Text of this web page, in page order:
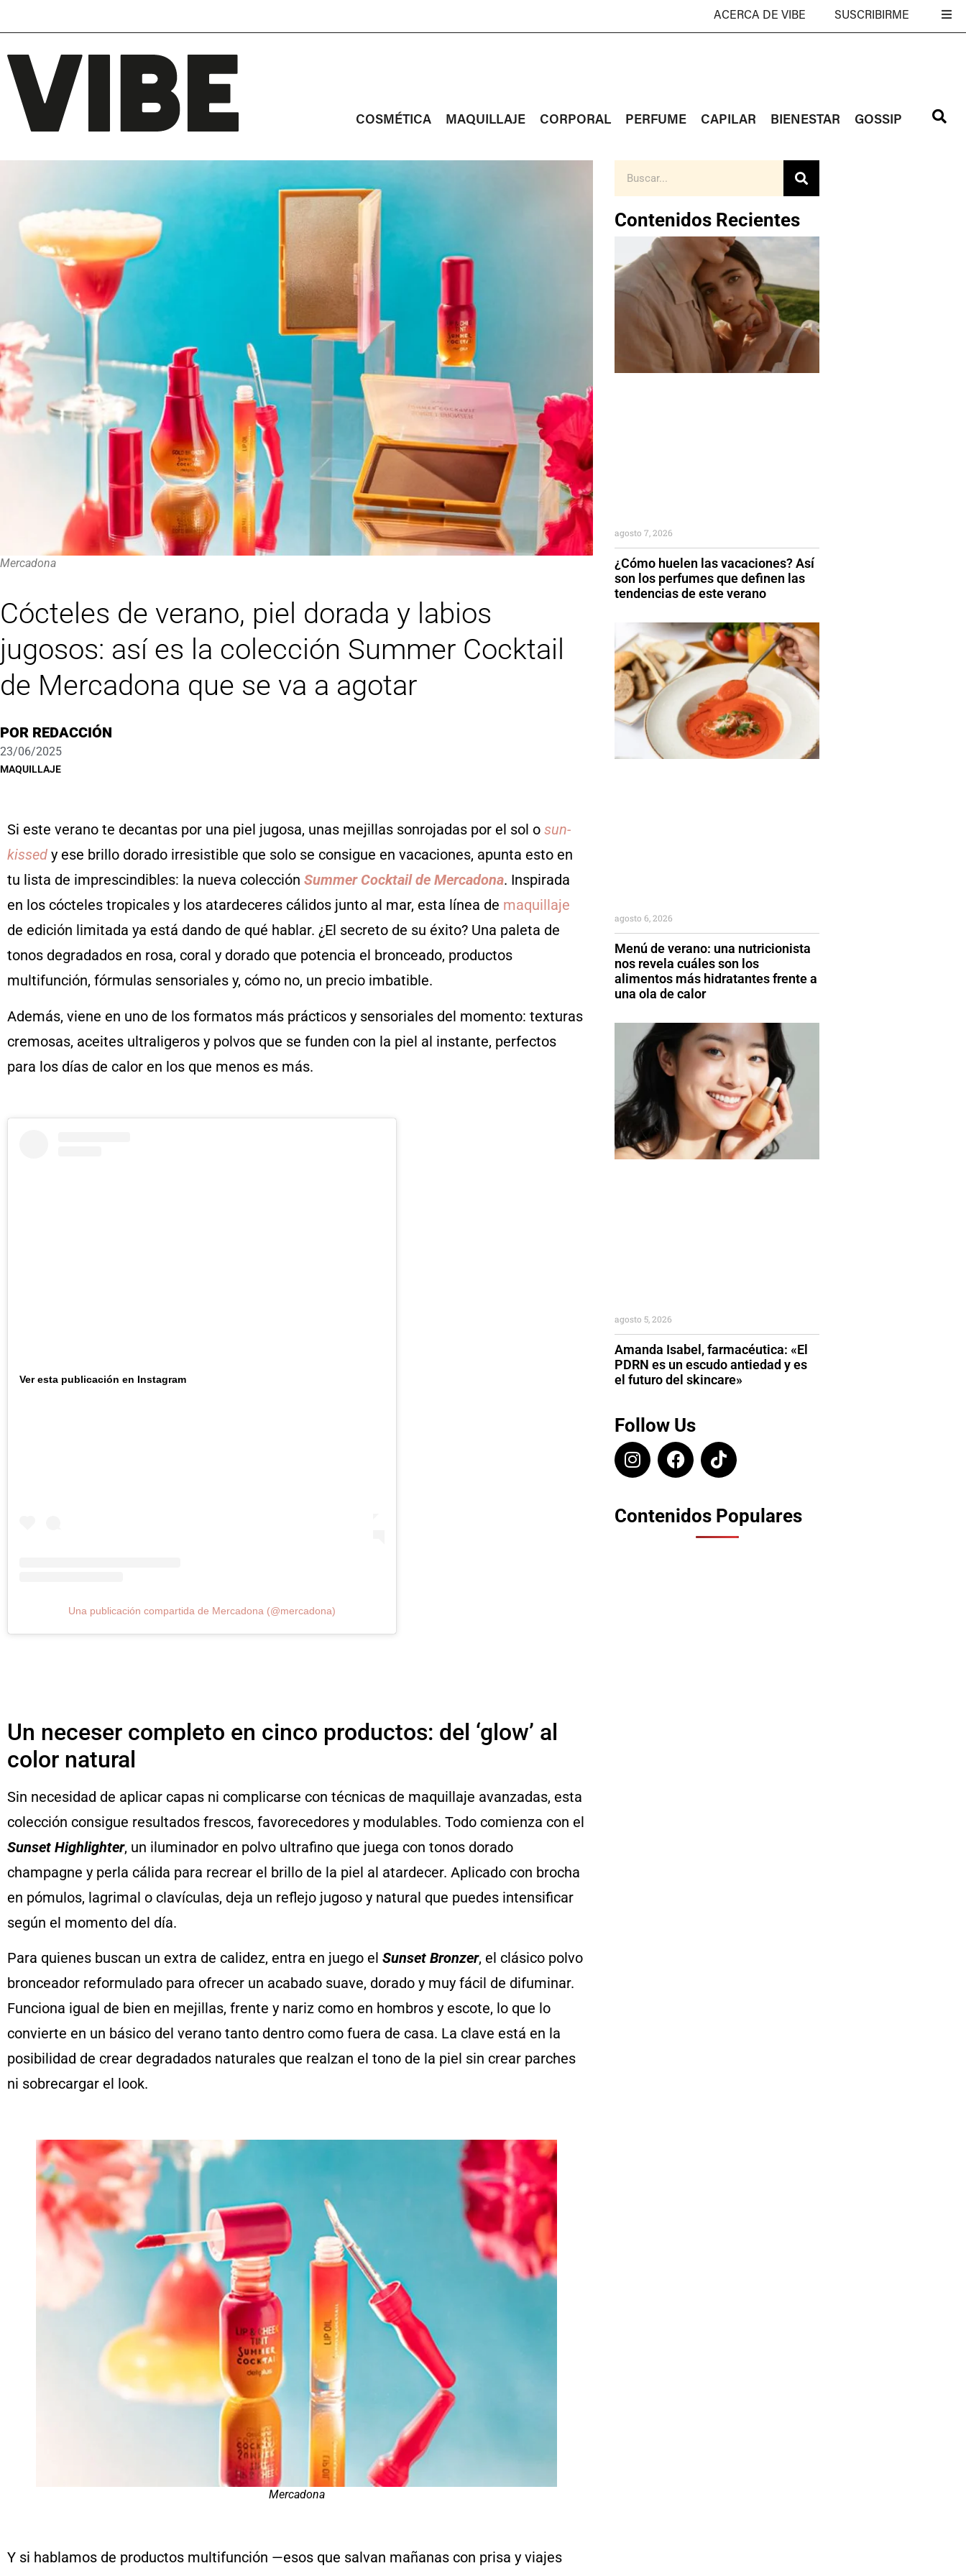
ACERCA DE VIBE SUSCRIBIRME
COSMÉTICA MAQUILLAJE CORPORAL PERFUME CAPILAR BIENESTAR GOSSIP
Mercadona
Cócteles de verano, piel dorada y labios
jugosos: así es la colección Summer Cocktail
de Mercadona que se va a agotar
POR REDACCIÓN
23/06/2025
MAQUILLAJE
Si este verano te decantas por una piel jugosa, unas mejillas sonrojadas por el sol o sun-
kissed y ese brillo dorado irresistible que solo se consigue en vacaciones, apunta esto en
tu lista de imprescindibles: la nueva colección Summer Cocktail de Mercadona. Inspirada
en los cócteles tropicales y los atardeceres cálidos junto al mar, esta línea de maquillaje
de edición limitada ya está dando de qué hablar. ¿El secreto de su éxito? Una paleta de
tonos degradados en rosa, coral y dorado que potencia el bronceado, productos
multifunción, fórmulas sensoriales y, cómo no, un precio imbatible.
Además, viene en uno de los formatos más prácticos y sensoriales del momento: texturas
cremosas, aceites ultraligeros y polvos que se funden con la piel al instante, perfectos
para los días de calor en los que menos es más.
Ver esta publicación en Instagram
Una publicación compartida de Mercadona (@mercadona)
Un neceser completo en cinco productos: del ‘glow’ al
color natural
Sin necesidad de aplicar capas ni complicarse con técnicas de maquillaje avanzadas, esta
colección consigue resultados frescos, favorecedores y modulables. Todo comienza con el
Sunset Highlighter, un iluminador en polvo ultrafino que juega con tonos dorado
champagne y perla cálida para recrear el brillo de la piel al atardecer. Aplicado con brocha
en pómulos, lagrimal o clavículas, deja un reflejo jugoso y natural que puedes intensificar
según el momento del día.
Para quienes buscan un extra de calidez, entra en juego el Sunset Bronzer, el clásico polvo
bronceador reformulado para ofrecer un acabado suave, dorado y muy fácil de difuminar.
Funciona igual de bien en mejillas, frente y nariz como en hombros y escote, lo que lo
convierte en un básico del verano tanto dentro como fuera de casa. La clave está en la
posibilidad de crear degradados naturales que realzan el tono de la piel sin crear parches
ni sobrecargar el look.
Mercadona
Y si hablamos de productos multifunción —esos que salvan mañanas con prisa y viajes
Contenidos Recientes
¿Cómo huelen las vacaciones? Así
son los perfumes que definen las
tendencias de este verano
agosto 7, 2026
Menú de verano: una nutricionista
nos revela cuáles son los
alimentos más hidratantes frente a
una ola de calor
agosto 6, 2026
Amanda Isabel, farmacéutica: «El
PDRN es un escudo antiedad y es
el futuro del skincare»
agosto 5, 2026
Follow Us
Contenidos Populares